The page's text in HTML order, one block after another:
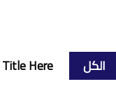
الكل Here